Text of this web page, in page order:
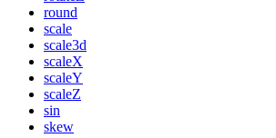
round
scale
scale3d
scaleX
scaleY
scaleZ
sin
skew